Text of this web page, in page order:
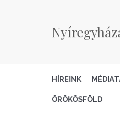
HÍREINK
ÖRÖKÖSFÖLD